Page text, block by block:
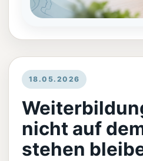
18.05.2026
nicht auf
stehen